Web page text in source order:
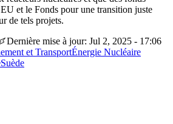
et le Fonds pour une transition juste
de tels projets.
Dernière mise à jour: Jul 2, 2025 - 17:06
et TransportÉnergie Nucléaire
Suède